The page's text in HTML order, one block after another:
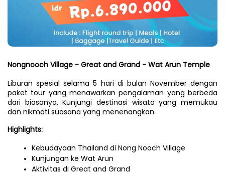
Nongnooch Village - Great and Grand - Wat Arun Temple
Liburan spesial selama 5 hari di bulan November dengan
paket tour yang menawarkan pengalaman yang berbeda
dari biasanya. Kunjungi destinasi wisata yang memukau
dan nikmati suasana yang menenangkan.
Highlights:
Kebudayaan Thailand di Nong Nooch Village
Kunjungan ke Wat Arun
Aktivitas di Great and Grand